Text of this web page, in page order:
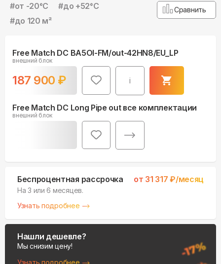
#от -20°С #до +52°С
#до 120 м²
Сравнить
Free Match DC BA5OI-FM/out-42HN8/EU_LP
внешний блок
187 900 ₽ i
Free Match DC Long Pipe out все комплектации
внешний блок
Беспроцентная рассрочка от 31 317 ₽/месяц
На 3 или 6 месяцев.
Узнать подробнее
Нашли дешевле?
Мы снизим цену!